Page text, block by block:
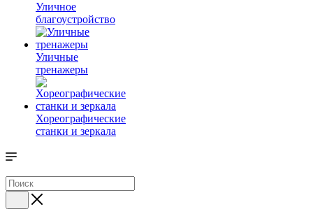
Уличное
благоустройство
Уличные
тренажеры
Хореографические
станки и зеркала